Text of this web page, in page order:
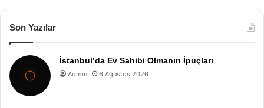
Son Yazılar
İstanbul’da Ev Sahibi Olmanın İpuçları
Admin 6 Ağustos 2026